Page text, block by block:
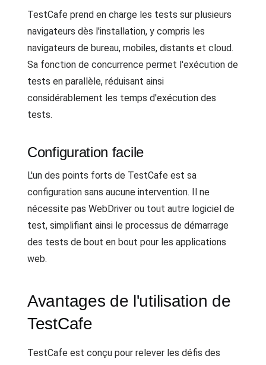
TestCafe prend en charge les tests sur plusieurs
navigateurs dès l'installation, y compris les
navigateurs de bureau, mobiles, distants et cloud.
Sa fonction de concurrence permet l'exécution de
tests en parallèle, réduisant ainsi
considérablement les temps d'exécution des
tests.
Configuration facile
L'un des points forts de TestCafe est sa
configuration sans aucune intervention. Il ne
nécessite pas WebDriver ou tout autre logiciel de
test, simplifiant ainsi le processus de démarrage
des tests de bout en bout pour les applications
web.
Avantages de l'utilisation de
TestCafe
TestCafe est conçu pour relever les défis des